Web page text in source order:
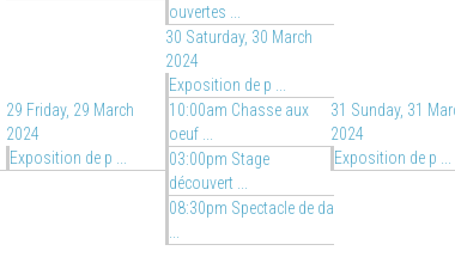
ouvertes ...
29 Friday, 29 March
2024
Exposition de p ...
30 Saturday, 30 March
2024
Exposition de p ...
10:00am Chasse aux
oeuf ...
03:00pm Stage
découvert ...
08:30pm Spectacle de da
...
31 Sunday, 31
2024
Exposition de p ...